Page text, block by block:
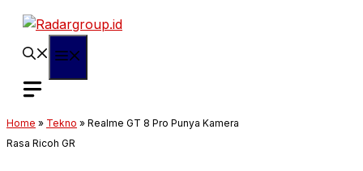
Langsung
Home » Tekno » Realme GT 8 Pro Punya Kamera
Rasa Ricoh GR